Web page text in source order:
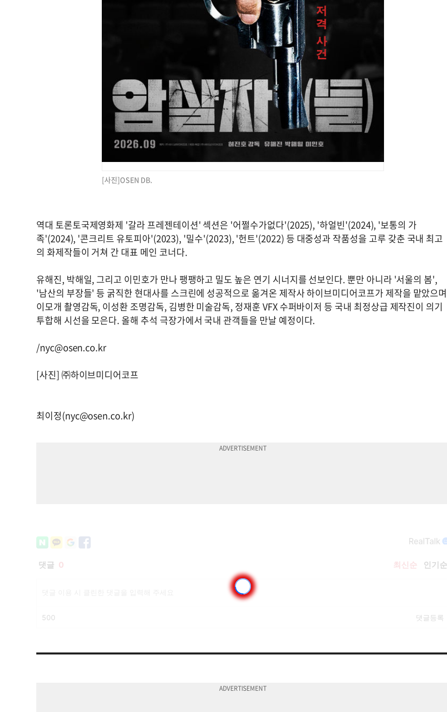
[사진]OSEN DB.
역대 토론토국제영화제 '갈라 프레젠테이션' 섹션은 '어쩔수가없다'(2025), '하얼빈'(2024), '보통의 가
족'(2024), '콘크리트 유토피아'(2023), '밀수'(2023), '헌트'(2022) 등 대중성과 작품성을 고루 갖춘 국내 최고
의 화제작들이 거쳐 간 대표 메인 코너다.
유해진, 박해일, 그리고 이민호가 만나 팽팽하고 밀도 높은 연기 시너지를 선보인다. 뿐만 아니라 '서울의 봄',
'남산의 부장들' 등 굵직한 현대사를 스크린에 성공적으로 옮겨온 제작사 하이브미디어코프가 제작을 맡았으며
이모개 촬영감독, 이성환 조명감독, 김병한 미술감독, 정재훈 VFX 수퍼바이저 등 국내 최정상급 제작진이 의기
투합해 시선을 모은다. 올해 추석 극장가에서 국내 관객들을 만날 예정이다.
/nyc@osen.co.kr
[사진] ㈜하이브미디어코프
최이정(nyc@osen.co.kr)